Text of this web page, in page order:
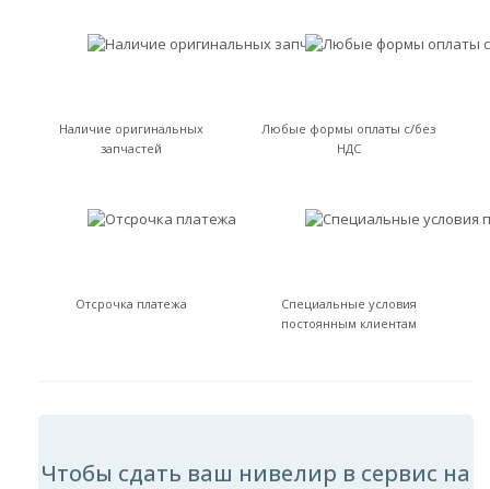
Наличие оригинальных
запчастей
Любые формы оплаты с/без
НДС
Отсрочка платежа
Специальные условия
постоянным клиентам
Чтобы сдать ваш нивелир в сервис на